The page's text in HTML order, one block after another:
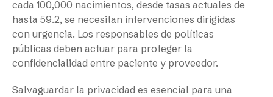
cada 100,000 nacimientos, desde tasas actuales de
hasta 59.2, se necesitan intervenciones dirigidas
con urgencia. Los responsables de políticas
públicas deben actuar para proteger la
confidencialidad entre paciente y proveedor.
Salvaguardar la privacidad es esencial para una